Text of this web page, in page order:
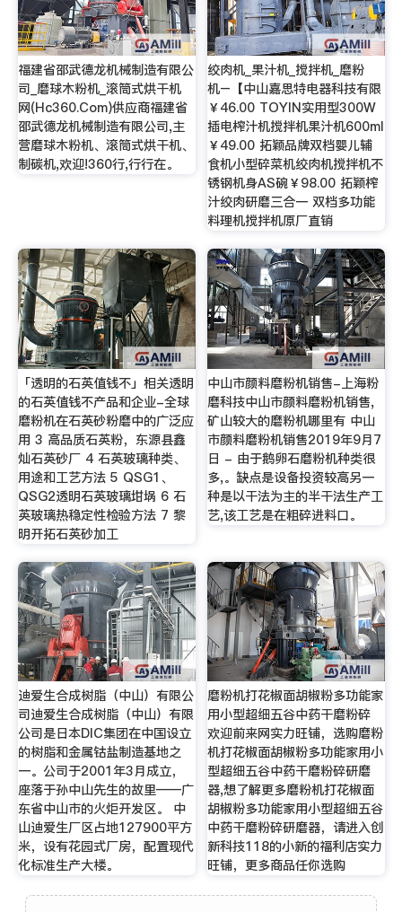
福建省邵武德龙机械制造有限公
司_磨球木粉机_滚筒式烘干机
网(Hc360.Com)供应商福建省
邵武德龙机械制造有限公司,主
营磨球木粉机、滚筒式烘干机、
制碳机,欢迎!360行,行行在。
绞肉机_果汁机_搅拌机_磨粉
机–【中山嘉思特电器科技有限
￥46.00 TOYIN实用型300W
插电榨汁机搅拌机果汁机600ml
￥49.00 拓颖品牌双档婴儿辅
食机小型碎菜机绞肉机搅拌机不
锈钢机身AS碗￥98.00 拓颖榨
汁绞肉研磨三合一 双档多功能
料理机搅拌机原厂直销
「透明的石英值钱不」相关透明
的石英值钱不产品和企业-全球
磨粉机在石英砂粉磨中的广泛应
用 3 高品质石英粉，东源县鑫
灿石英砂厂 4 石英玻璃种类、
用途和工艺方法 5 QSG1、
QSG2透明石英玻璃坩埚 6 石
英玻璃热稳定性检验方法 7 黎
明开拓石英砂加工
中山市颜料磨粉机销售-上海粉
磨科技中山市颜料磨粉机销售,
矿山较大的磨粉机哪里有 中山
市颜料磨粉机销售2019年9月7
日 - 由于鹅卵石磨粉机种类很
多,。缺点是设备投资较高另一
种是以干法为主的半干法生产工
艺,该工艺是在粗碎进料口。
迪爱生合成树脂（中山）有限公
司迪爱生合成树脂（中山）有限
公司是日本DIC集团在中国设立
的树脂和金属钴盐制造基地之
一。公司于2001年3月成立，
座落于孙中山先生的故里——广
东省中山市的火炬开发区。 中
山迪爱生厂区占地127900平方
米，设有花园式厂房，配置现代
化标准生产大楼。
磨粉机打花椒面胡椒粉多功能家
用小型超细五谷中药干磨粉碎
欢迎前来网实力旺铺，选购磨粉
机打花椒面胡椒粉多功能家用小
型超细五谷中药干磨粉碎研磨
器,想了解更多磨粉机打花椒面
胡椒粉多功能家用小型超细五谷
中药干磨粉碎研磨器，请进入创
新科技118的小新的福利店实力
旺铺，更多商品任你选购